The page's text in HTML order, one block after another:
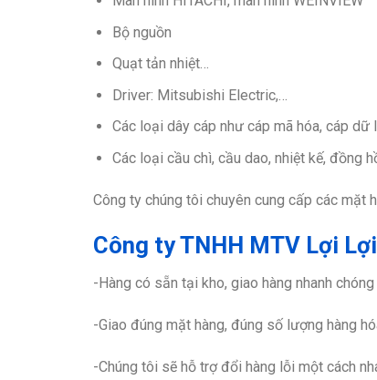
Bộ nguồn
Quạt tản nhiệt…
Driver: Mitsubishi Electric,…
Các loại dây cáp như cáp mã hóa, cáp dữ
Các loại cầu chì, cầu dao, nhiệt kế, đồng
Công ty chúng tôi chuyên cung cấp các mặt
Công ty TNHH MTV Lợi
-Hàng có sẵn tại kho, giao hàng nhanh
-Giao đúng mặt hàng, đúng số lượng hàng
-Chúng tôi sẽ hỗ trợ đổi hàng lỗi một cách